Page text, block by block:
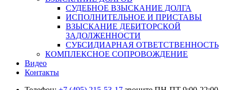
СУДЕБНОЕ ВЗЫСКАНИЕ ДОЛГА
ИСПОЛНИТЕЛЬНОЕ И ПРИСТАВЫ
ВЗЫСКАНИЕ ДЕБИТОРСКОЙ
ЗАДОЛЖЕННОСТИ
СУБСИДИАРНАЯ ОТВЕТСТВЕННОСТЬ
КОМПЛЕКСНОЕ СОПРОВОЖДЕНИЕ
Видео
Контакты